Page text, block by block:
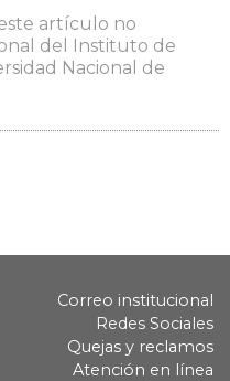
artículo no
del Instituto de
Nacional de
Correo institucional
Redes Sociales
Quejas y reclamos
Atención en línea